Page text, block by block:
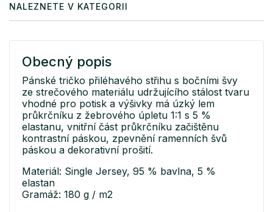
NALEZNETE V KATEGORII
Obecný popis
Pánské tričko přiléhavého střihu s bočními švy
ze strečového materiálu udržujícího stálost tvaru
vhodné pro potisk a výšivky má úzký lem
průkrčníku z žebrového úpletu 1:1 s 5 %
elastanu, vnitřní část průkrčníku začištěnu
kontrastní páskou, zpevnění ramenních švů
páskou a dekorativní prošití.
Materiál: Single Jersey, 95 % bavlna, 5 %
elastan
Gramáž: 180 g / m2